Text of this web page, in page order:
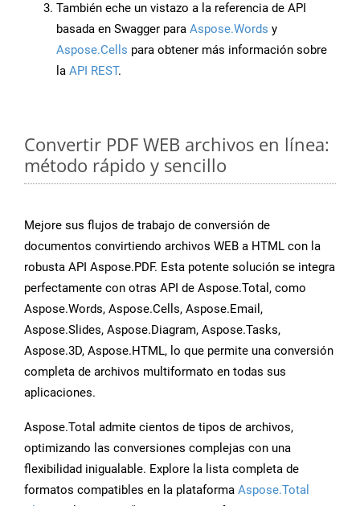
También eche un vistazo a la referencia de API
basada en Swagger para Aspose.Words y
Aspose.Cells para obtener más información sobre
la API REST.
Convertir PDF WEB archivos en línea:
método rápido y sencillo
Mejore sus flujos de trabajo de conversión de
documentos convirtiendo archivos WEB a HTML con la
robusta API Aspose.PDF. Esta potente solución se integra
perfectamente con otras API de Aspose.Total, como
Aspose.Words, Aspose.Cells, Aspose.Email,
Aspose.Slides, Aspose.Diagram, Aspose.Tasks,
Aspose.3D, Aspose.HTML, lo que permite una conversión
completa de archivos multiformato en todas sus
aplicaciones.
Aspose.Total admite cientos de tipos de archivos,
optimizando las conversiones complejas con una
flexibilidad inigualable. Explore la lista completa de
formatos compatibles en la plataforma Aspose.Total